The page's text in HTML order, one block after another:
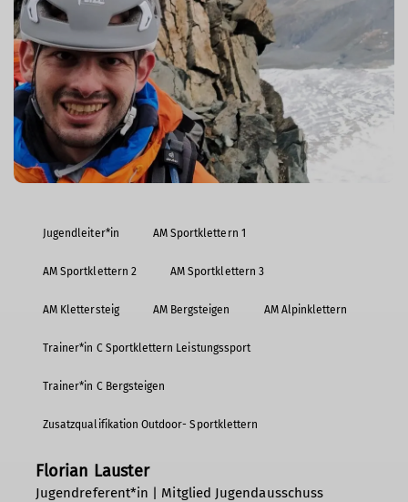
Jugendleiter*in AM Sportklettern 1
AM Sportklettern 2 AM Sportklettern 3
AM Klettersteig AM Bergsteigen AM Alpinklettern
Trainer*in C Sportklettern Leistungssport
Trainer*in C Bergsteigen
Zusatzqualifikation Outdoor- Sportklettern
Florian Lauster
Jugendreferent*in | Mitglied Jugendausschuss